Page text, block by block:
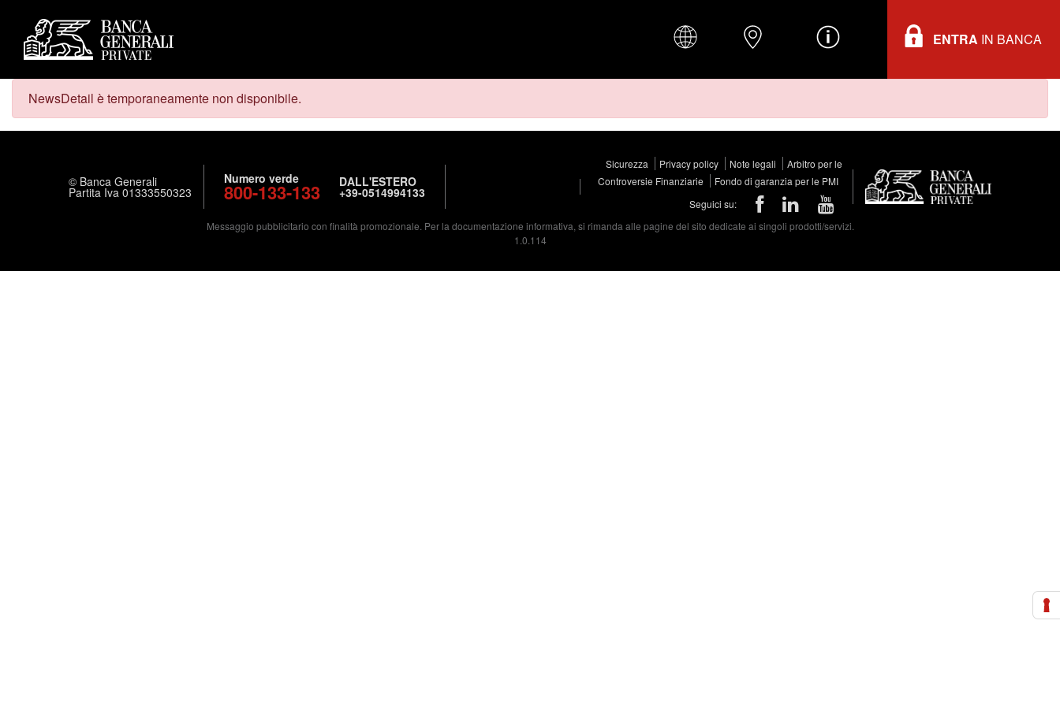
ENTRA IN BANCA
NewsDetail è temporaneamente non disponibile.
© Banca Generali
Partita Iva 01333550323
Numero verde
800-133-133 DALL'ESTERO
+39-0514994133
Sicurezza Privacy policy Note legali
Arbitro per le
Controversie Finanziarie
Fondo di garanzia per le PMI
Seguici su:
Messaggio pubblicitario con finalità promozionale. Per la documentazione informativa, si rimanda alle pagine del sito dedicate ai singoli prodotti/servizi.
1.0.114